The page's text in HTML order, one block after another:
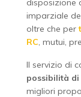
disposizione
imparziale
oltre che per
RC, mutui,
Il servizio di
possibilità
migliori